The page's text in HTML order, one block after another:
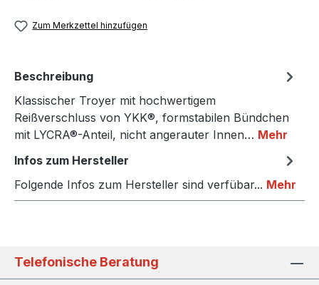
Zum Merkzettel hinzufügen
Beschreibung
Klassischer Troyer mit hochwertigem
Reißverschluss von YKK®, formstabilen Bündchen
mit LYCRA®-Anteil, nicht angerauter Innen… Mehr
Infos zum Hersteller
Folgende Infos zum Hersteller sind verfübar... Mehr
Telefonische Beratung